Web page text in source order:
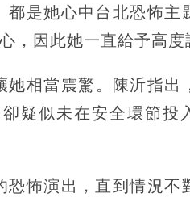
是她心中台北恐怖主
因此她一直給予高度
相當震驚。陳沂指出
疑似未在安全環節投
怖演出，直到情況不